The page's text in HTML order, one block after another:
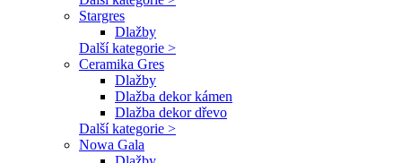
Stargres
Dlažby
Další kategorie >
Ceramika Gres
Dlažby
Dlažba dekor kámen
Dlažba dekor dřevo
Další kategorie >
Nowa Gala